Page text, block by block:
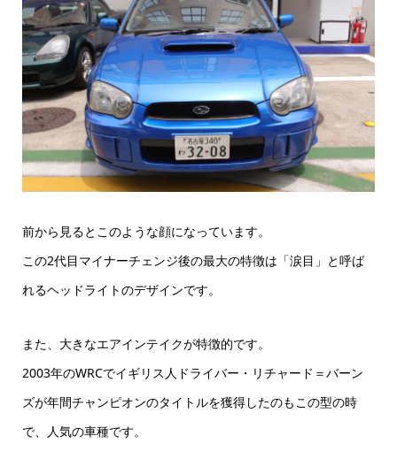
前から見るとこのような顔になっています。
この2代目マイナーチェンジ後の最大の特徴は「涙目」と呼ば
れるヘッドライトのデザインです。
また、大きなエアインテイクが特徴的です。
2003年のWRCでイギリス人ドライバー・リチャード＝バーン
ズが年間チャンピオンのタイトルを獲得したのもこの型の時
で、人気の車種です。